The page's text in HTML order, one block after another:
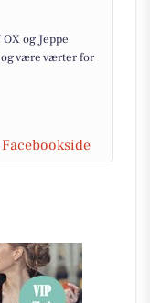
og Jeppe
være værter for